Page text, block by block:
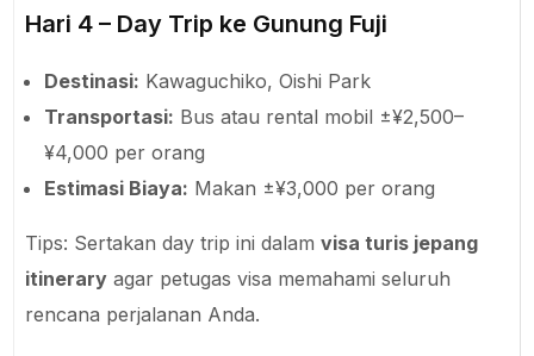
Hari 4 – Day Trip ke Gunung Fuji
Destinasi: Kawaguchiko, Oishi Park
Transportasi: Bus atau rental mobil ±¥2,500–
¥4,000 per orang
Estimasi Biaya: Makan ±¥3,000 per orang
Tips: Sertakan day trip ini dalamvisa turis jepang
itinerary agar petugas visa memahami seluruh
rencana perjalanan Anda.